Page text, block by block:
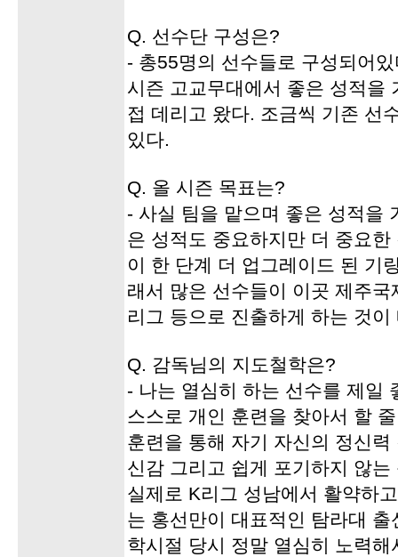
Q. 선수단 구성은?
- 총55명의 선수들로 구성되어
시즌 고교무대에서 좋은 성적을
접 데리고 왔다. 조금씩 기존 선
있다.
Q. 올 시즌 목표는?
- 사실 팀을 맡으며 좋은 성적을
은 성적도 중요하지만 더 중요
이 한 단계 더 업그레이드 된 기
래서 많은 선수들이 이곳 제주
리그 등으로 진출하게 하는 것이
Q. 감독님의 지도철학은?
- 나는 열심히 하는 선수를 제일
스스로 개인 훈련을 찾아서 할
훈련을 통해 자기 자신의 정신
신감 그리고 쉽게 포기하지 않
실제로 K리그 성남에서 활약하
는 홍선만이 대표적인 탐라대
학시절 당시 정말 열심히 노력